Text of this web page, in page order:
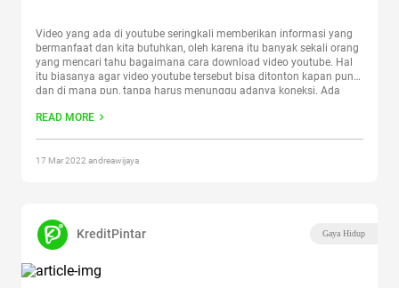
Video yang ada di youtube seringkali memberikan informasi yang
bermanfaat dan kita butuhkan, oleh karena itu banyak sekali orang
yang mencari tahu bagaimana cara download video youtube. Hal
itu biasanya agar video youtube tersebut bisa ditonton kapan pun
dan di mana pun, tanpa harus menunggu adanya koneksi. Ada
“8 Cara Download Video Youtube Yang Mudah dan Cepat”
READ MORE
17 Mar 2022 andreawijaya
KreditPintar Gaya Hidup